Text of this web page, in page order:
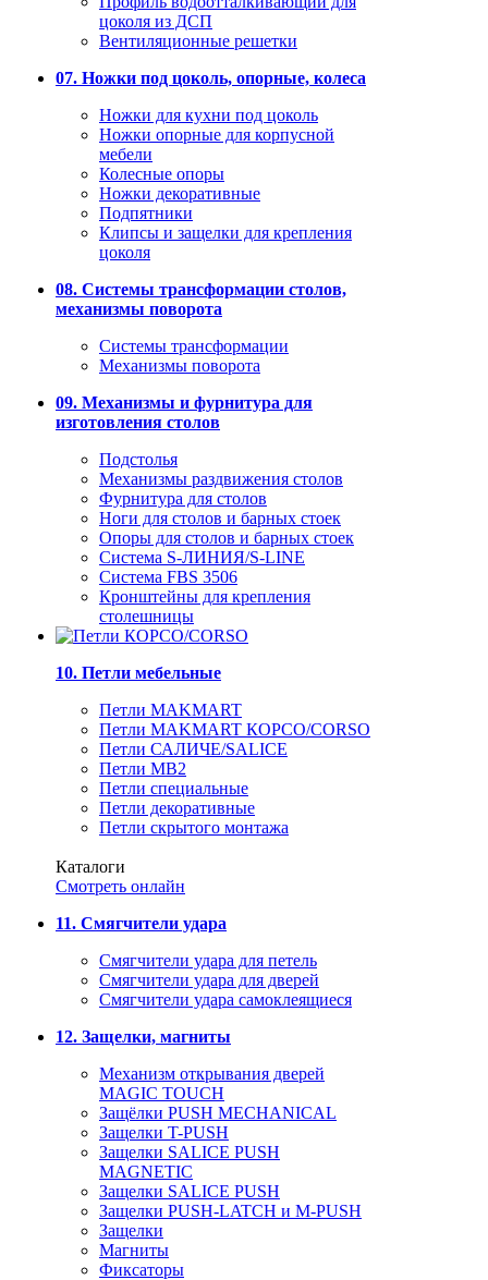
цоколя из ДСП
Вентиляционные решетки
07. Ножки под цоколь, опорные, колеса
Ножки для кухни под цоколь
Ножки опорные для корпусной
мебели
Колесные опоры
Ножки декоративные
Подпятники
Клипсы и защелки для крепления
цоколя
08. Системы трансформации столов,
механизмы поворота
Системы трансформации
Механизмы поворота
09. Механизмы и фурнитура для
изготовления столов
Подстолья
Механизмы раздвижения столов
Фурнитура для столов
Ноги для столов и барных стоек
Опоры для столов и барных стоек
Система S-ЛИНИЯ/S-LINE
Система FBS 3506
Кронштейны для крепления
столешницы
10. Петли мебельные
Петли MAKMART
Петли MAKMART КОРСО/CORSO
Петли САЛИЧЕ/SALICE
Петли MB2
Петли специальные
Петли декоративные
Петли скрытого монтажа
Каталоги
Смотреть онлайн
11. Смягчители удара
Смягчители удара для петель
Смягчители удара для дверей
Cмягчители удара самоклеящиеся
12. Защелки, магниты
Механизм открывания дверей
MAGIC TOUCH
Защёлки PUSH MECHANICAL
Защелки T-PUSH
Защелки SALICE PUSH
MAGNETIC
Защелки SALICE PUSH
Защелки PUSH-LATCH и M-PUSH
Защелки
Магниты
Фиксаторы